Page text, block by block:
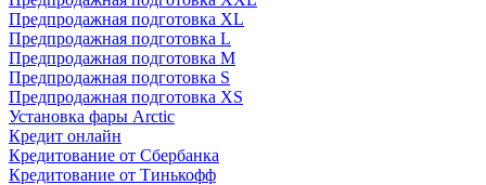
Предпродажная подготовка XL
Предпродажная подготовка L
Предпродажная подготовка M
Предпродажная подготовка S
Предпродажная подготовка XS
Установка фары Arctic
Кредит онлайн
Кредитование от Сбербанка
Кредитование от Тинькофф